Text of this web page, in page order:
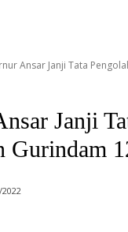
Ansar Janji Tata
Janji
Gurindam